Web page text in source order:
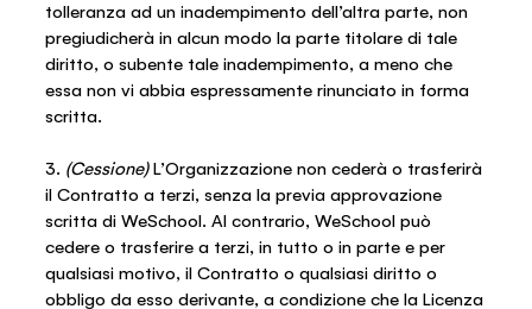
tolleranza ad un inadempimento dell’altra parte, non
pregiudicherà in alcun modo la parte titolare di tale
diritto, o subente tale inadempimento, a meno che
essa non vi abbia espressamente rinunciato in forma
scritta.
3. (Cessione)L’Organizzazione non cederà o trasferirà
il Contratto a terzi, senza la previa approvazione
scritta di WeSchool. Al contrario, WeSchool può
cedere o trasferire a terzi, in tutto o in parte e per
qualsiasi motivo, il Contratto o qualsiasi diritto o
obbligo da esso derivante, a condizione che la Licenza